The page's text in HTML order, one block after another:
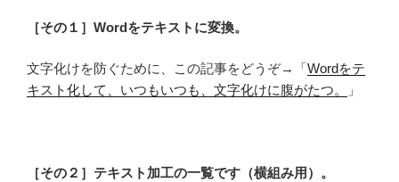
［その１］Wordをテキストに変換。
文字化けを防ぐために、この記事をどうぞ→「Wordをテ
キスト化して、いつもいつも、文字化けに腹がたつ。
」
［その２］テキスト加工の一覧です（横組み用）。